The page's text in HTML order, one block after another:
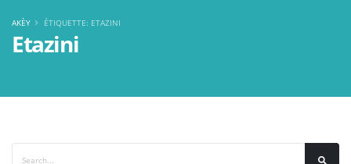
Etazini
AKÈY ÉTIQUETTE: ETAZINI